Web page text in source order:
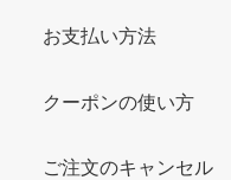
お支払い方法
クーポンの使い方
ご注文のキャンセル